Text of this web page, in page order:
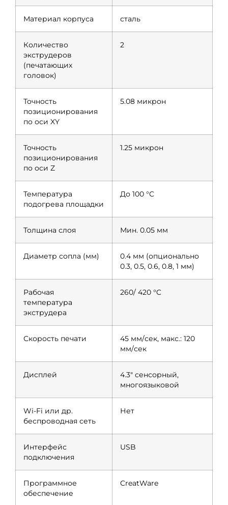
Материал корпуса сталь
Количество
экструдеров
(печатающих
головок)
2
Точность
позиционирования
по оси XY
5.08 микрон
Точность
позиционирования
по оси Z
1.25 микрон
Температура
подогрева площадки
До 100 °C
Толщина слоя Мин. 0.05 мм
Диаметр сопла (мм)
0.4 мм (опционально
0.3, 0.5, 0.6, 0.8, 1 мм)
Рабочая
температура
экструдера
260/ 420 °C
Скорость печати
45 мм/сек, макс.: 120
мм/сек
Дисплей
4.3″ сенсорный,
многоязыковой
Wi-Fi или др.
беспроводная сеть
Нет
Интерфейс
подключения
USB
Программное
обеспечение
CreatWare